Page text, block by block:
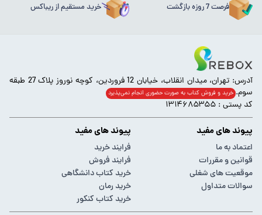
فرصت 7 روزه بازگشت خرید مستقیم از ریباکس
آدرس: تهران، میدان انقلاب، خیابان 12 فروردین، کوچه نوروز پلاک 27 طبقه
سوم. خرید و فروش کتاب به صورت حضوری انجام‌ نمی‌پذیرد
کد پستی : ۱۳۱۴۶۸۵۳۵۵
پیوند های مفید
اعتماد به ما
قوانین و مقررات
موقعیت های شغلی
سوالات متداول
پیوند های مفید
فرایند خرید
فرایند فروش
خرید کتاب دانشگاهی
خرید رمان
خرید کتاب کنکور